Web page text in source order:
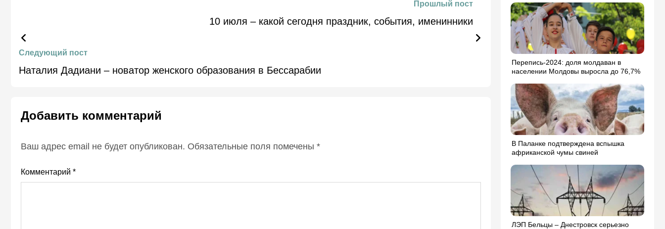
Прошлый пост
10 июля – какой сегодня праздник, события, именинники
Следующий пост
Наталия Дадиани – новатор женского образования в Бессарабии
Добавить комментарий
Ваш адрес email не будет опубликован. Обязательные поля помечены *
Комментарий *
Перепись-2024: доля молдаван в
населении Молдовы выросла до 76,7%
В Паланке подтверждена вспышка
африканской чумы свиней
ЛЭП Бельцы – Днестровск серьезно